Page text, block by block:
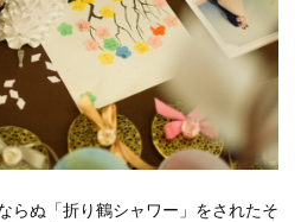
らぬ「折り鶴シャワー」をされたそ